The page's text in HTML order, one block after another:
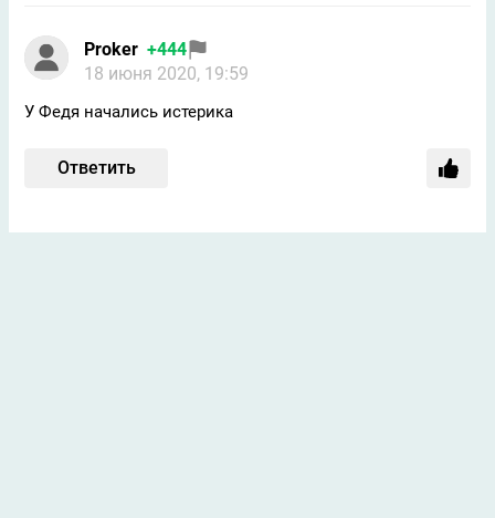
Proker +444
18 июня 2020, 19:59
У Федя начались истерика
Ответить